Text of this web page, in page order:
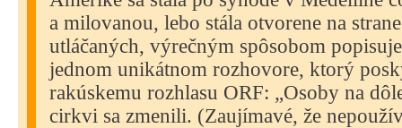
a milovanou, lebo stála otvorene na
utláčaných, výrečným spôsobom
jednom unikátnom rozhovore, ktorý
rakúskemu rozhlasu ORF: „Osoby na
cirkvi sa zmenili. (Zaujímavé, že